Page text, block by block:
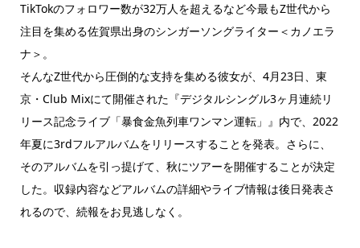
TikTokのフォロワー数が32万人を超えるなど今最もZ世代から
注目を集める佐賀県出身のシンガーソングライター＜カノエラ
ナ＞。
そんなZ世代から圧倒的な支持を集める彼女が、4月23日、東
京・Club Mixにて開催された『デジタルシングル3ヶ月連続リ
リース記念ライブ「暴食金魚列車ワンマン運転」』内で、2022
年夏に3rdフルアルバムをリリースすることを発表。さらに、
そのアルバムを引っ提げて、秋にツアーを開催することが決定
した。収録内容などアルバムの詳細やライブ情報は後日発表さ
れるので、続報をお見逃しなく。